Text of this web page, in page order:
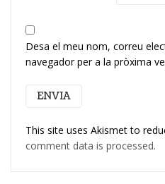
Desa el meu nom, correu
navegador per a la pròxima
This site uses Akismet to
comment data is processed.